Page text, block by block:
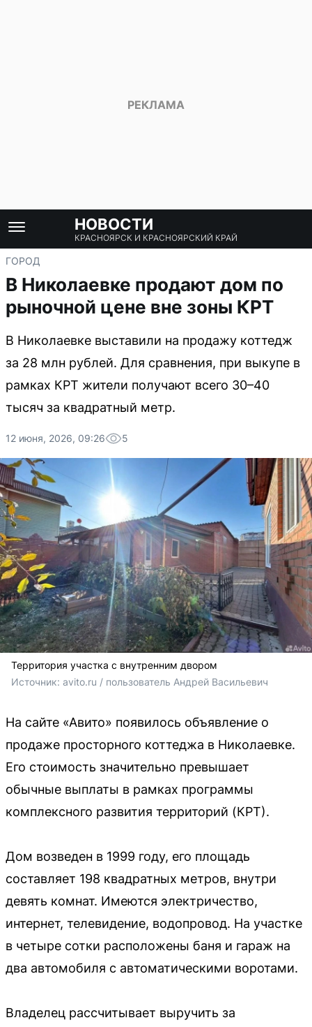
НОВОСТИ
КРАСНОЯРСК И КРАСНОЯРСКИЙ КРАЙ
ГОРОД
В Николаевке продают дом по
рыночной цене вне зоны КРТ
В Николаевке выставили на продажу коттедж
за 28 млн рублей. Для сравнения, при выкупе в
рамках КРТ жители получают всего 30–40
тысяч за квадратный метр.
12 июня, 2026, 09:26 5
Территория участка с внутренним двором
Источник: avito.ru / пользователь Андрей Васильевич
На сайте «Авито» появилось объявление о
продаже просторного коттеджа в Николаевке.
Его стоимость значительно превышает
обычные выплаты в рамках программы
комплексного развития территорий (КРТ).
Дом возведен в 1999 году, его площадь
составляет 198 квадратных метров, внутри
девять комнат. Имеются электричество,
интернет, телевидение, водопровод. На участке
в четыре сотки расположены баня и гараж на
два автомобиля с автоматическими воротами.
Владелец рассчитывает выручить за